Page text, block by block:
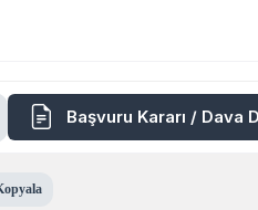
Başvuru Kararı / Dava